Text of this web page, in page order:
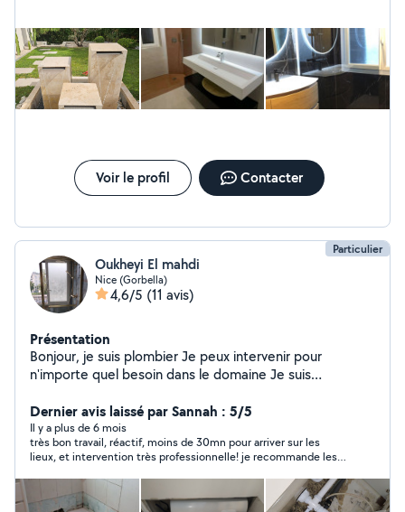
Voir le profil Contacter
Particulier
Oukheyi El mahdi
Nice (Gorbella)
4,6/5 (11 avis)
Présentation
Bonjour, je suis plombier Je peux intervenir pour
n'importe quel besoin dans le domaine Je suis
Dernier avis laissé par Sannah : 5/5
Il y a plus de 6 mois
très bon travail, réactif, moins de 30mn pour arriver sur les
lieux, et intervention très professionnelle! je recommande les